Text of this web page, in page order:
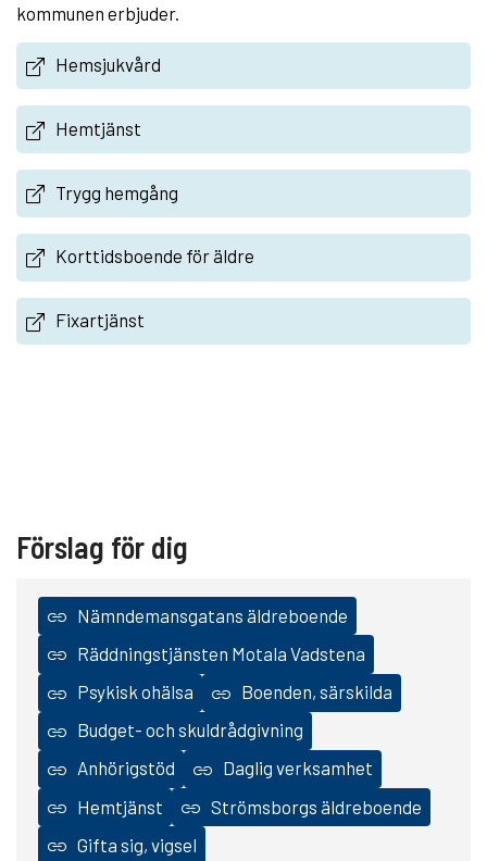
kommunen erbjuder.
Hemsjukvård
Hemtjänst
Trygg hemgång
Korttidsboende för äldre
Fixartjänst
Förslag för dig
Nämndemansgatans äldreboende
Räddningstjänsten Motala Vadstena
Psykisk ohälsa
Boenden, särskilda
Budget- och skuldrådgivning
Anhörigstöd
Daglig verksamhet
Hemtjänst
Strömsborgs äldreboende
Gifta sig, vigsel